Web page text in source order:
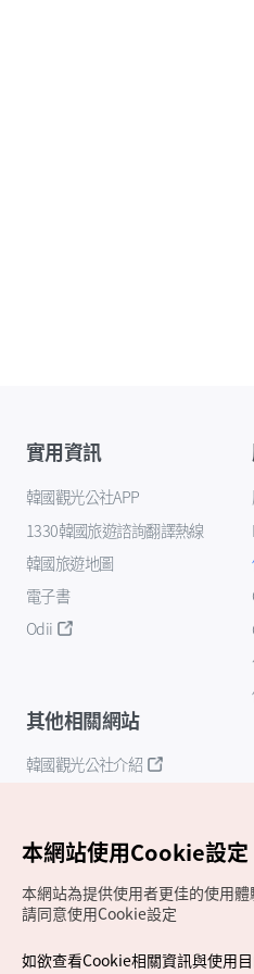
實用資訊
韓國觀光公社APP
1330韓國旅遊諮詢翻譯熱線
韓國旅遊地圖
電子書
Odii
其他相關網站
韓國觀光公社介紹
本網站使用Cookie設定
本網站為提供使用者更佳的使用
請同意使用Cookie設定
如欲查看Cookie相關資訊與使用